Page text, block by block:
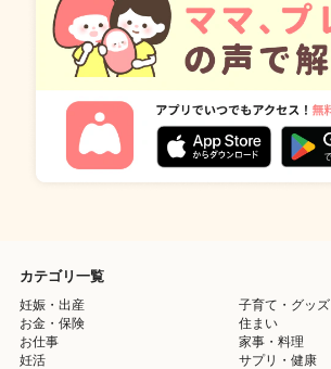
カテゴリ一覧
妊娠・出産
子育て・グッズ
お金・保険
住まい
お仕事
家事・料理
妊活
サプリ・健康